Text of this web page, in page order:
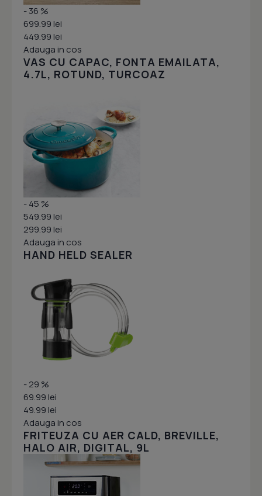
- 36 %
699.99 lei
449.99 lei
Adauga in cos
VAS CU CAPAC, FONTA EMAILATA,
4.7L, ROTUND, TURCOAZ
- 45 %
549.99 lei
299.99 lei
Adauga in cos
HAND HELD SEALER
- 29 %
69.99 lei
49.99 lei
Adauga in cos
FRITEUZA CU AER CALD, BREVILLE,
HALO AIR, DIGITAL, 9L